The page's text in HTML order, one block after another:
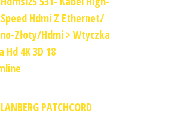
Speed Hdmi Z Ethernet/
Złoty/Hdmi > Wtyczka
4K 3D 18
LANBERG PATCHCORD